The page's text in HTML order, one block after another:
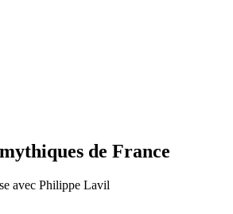
de France
avec Philippe Lavil